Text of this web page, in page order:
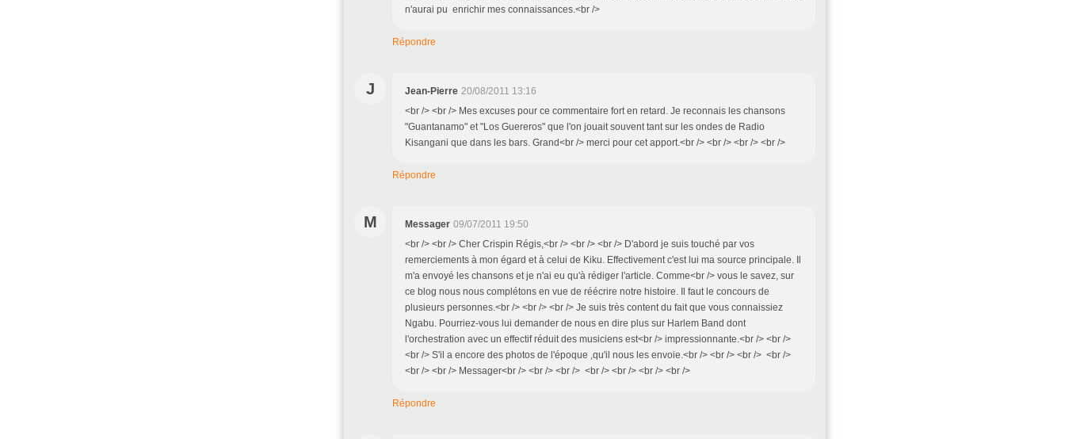
n'aurai pu enrichir mes connaissances.<br />
Répondre
J Jean-Pierre 20/08/2011 13:16
<br /> <br /> Mes excuses pour ce commentaire fort en retard. Je reconnais les chansons
"Guantanamo" et "Los Guereros" que l'on jouait souvent tant sur les ondes de Radio
Kisangani que dans les bars. Grand<br /> merci pour cet apport.<br /> <br /> <br /> <br />
Répondre
M Messager 09/07/2011 19:50
<br /> <br /> Cher Crispin Régis,<br /> <br /> <br /> D'abord je suis touché par vos
remerciements à mon égard et à celui de Kiku. Effectivement c'est lui ma source principale. Il
m'a envoyé les chansons et je n'ai eu qu'à rédiger l'article. Comme<br /> vous le savez, sur
ce blog nous nous complétons en vue de réécrire notre histoire. Il faut le concours de
plusieurs personnes.<br /> <br /> <br /> Je suis très content du fait que vous connaissiez
Ngabu. Pourriez-vous lui demander de nous en dire plus sur Harlem Band dont
l'orchestration avec un effectif réduit des musiciens est<br /> impressionnante.<br /> <br />
<br /> S'il a encore des photos de l'époque ,qu'il nous les envoie.<br /> <br /> <br /> <br />
<br /> <br /> Messager<br /> <br /> <br /> <br /> <br /> <br /> <br />
Répondre